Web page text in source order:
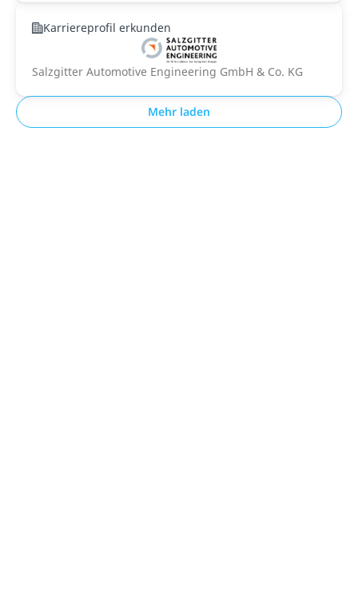
Karriereprofil erkunden
Salzgitter Automotive Engineering GmbH & Co. KG
Mehr laden